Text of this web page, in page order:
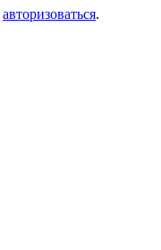
авторизоваться.